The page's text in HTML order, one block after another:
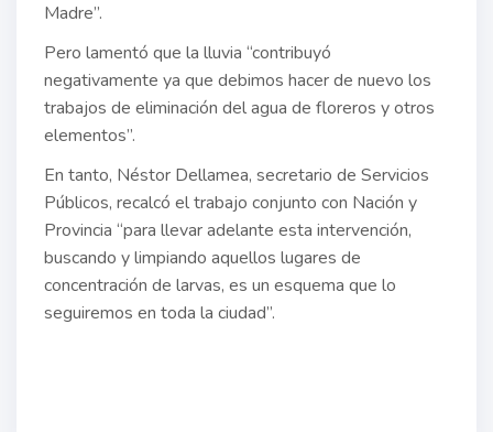
Madre”.
Pero lamentó que la lluvia “contribuyó
negativamente ya que debimos hacer de nuevo los
trabajos de eliminación del agua de floreros y otros
elementos”.
En tanto, Néstor Dellamea, secretario de Servicios
Públicos, recalcó el trabajo conjunto con Nación y
Provincia “para llevar adelante esta intervención,
buscando y limpiando aquellos lugares de
concentración de larvas, es un esquema que lo
seguiremos en toda la ciudad”.